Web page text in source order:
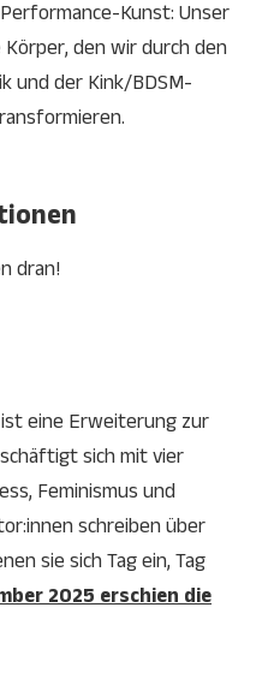
Kunst: Unser
den wir durch den
und der Kink/BDSM-
dran!
eine Erweiterung zur
sich mit vier
Feminismus und
schreiben über
sie sich Tag ein, Tag
2025 erschien die